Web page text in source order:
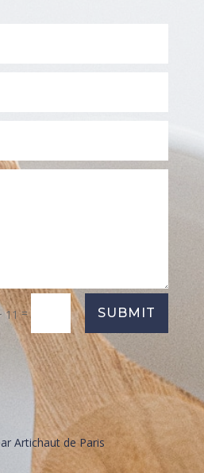
11 = SUBMIT
Artichaut de Paris